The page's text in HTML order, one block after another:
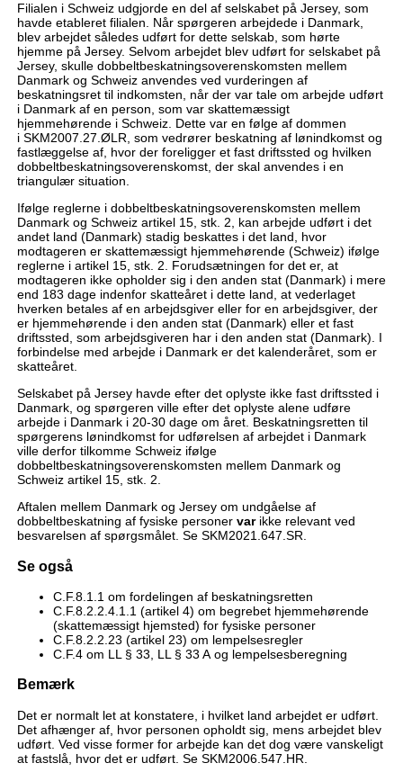
Filialen i Schweiz udgjorde en del af selskabet på Jersey, som
havde etableret filialen. Når spørgeren arbejdede i Danmark,
blev arbejdet således udført for dette selskab, som hørte
hjemme på Jersey. Selvom arbejdet blev udført for selskabet på
Jersey, skulle dobbeltbeskatningsoverenskomsten mellem
Danmark og Schweiz anvendes ved vurderingen af
beskatningsret til indkomsten, når der var tale om arbejde udført
i Danmark af en person, som var skattemæssigt
hjemmehørende i Schweiz. Dette var en følge af dommen
i SKM2007.27.ØLR, som vedrører beskatning af lønindkomst og
fastlæggelse af, hvor der foreligger et fast driftssted og hvilken
dobbeltbeskatningsoverenskomst, der skal anvendes i en
triangulær situation.
Ifølge reglerne i dobbeltbeskatningsoverenskomsten mellem
Danmark og Schweiz artikel 15, stk. 2, kan arbejde udført i det
andet land (Danmark) stadig beskattes i det land, hvor
modtageren er skattemæssigt hjemmehørende (Schweiz) ifølge
reglerne i artikel 15, stk. 2. Forudsætningen for det er, at
modtageren ikke opholder sig i den anden stat (Danmark) i mere
end 183 dage indenfor skatteåret i dette land, at vederlaget
hverken betales af en arbejdsgiver eller for en arbejdsgiver, der
er hjemmehørende i den anden stat (Danmark) eller et fast
driftssted, som arbejdsgiveren har i den anden stat (Danmark). I
forbindelse med arbejde i Danmark er det kalenderåret, som er
skatteåret.
Selskabet på Jersey havde efter det oplyste ikke fast driftssted i
Danmark, og spørgeren ville efter det oplyste alene udføre
arbejde i Danmark i 20-30 dage om året. Beskatningsretten til
spørgerens lønindkomst for udførelsen af arbejdet i Danmark
ville derfor tilkomme Schweiz ifølge
dobbeltbeskatningsoverenskomsten mellem Danmark og
Schweiz artikel 15, stk. 2.
Aftalen mellem Danmark og Jersey om undgåelse af
dobbeltbeskatning af fysiske personervarikke relevant ved
besvarelsen af spørgsmålet. Se SKM2021.647.SR.
Se også
C.F.8.1.1 om fordelingen af beskatningsretten
C.F.8.2.2.4.1.1 (artikel 4) om begrebet hjemmehørende
(skattemæssigt hjemsted) for fysiske personer
C.F.8.2.2.23 (artikel 23) om lempelsesregler
C.F.4 om LL § 33, LL § 33 A og lempelsesberegning
Bemærk
Det er normalt let at konstatere, i hvilket land arbejdet er udført.
Det afhænger af, hvor personen opholdt sig, mens arbejdet blev
udført. Ved visse former for arbejde kan det dog være vanskeligt
at fastslå, hvor det er udført. Se SKM2006.547.HR.